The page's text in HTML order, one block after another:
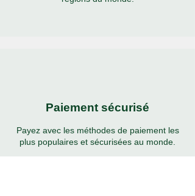
Paiement sécurisé
Payez avec les méthodes de paiement les
plus populaires et sécurisées au monde.